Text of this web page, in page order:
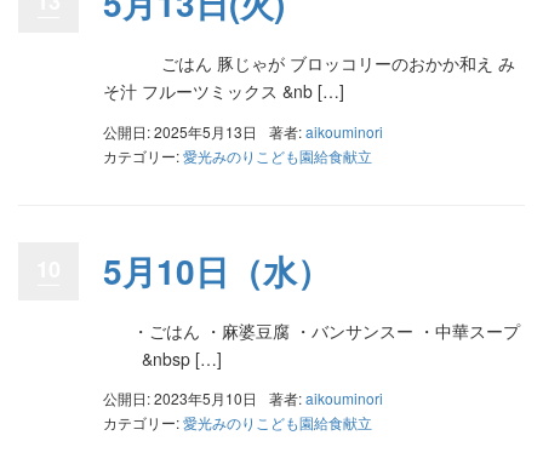
ごはん 豚じゃが ブロッコリーのおかか和え み
そ汁 フルーツミックス &nb […]
公開日: 2025年5月13日 著者:aikouminori
カテゴリー:愛光みのりこども園給食献立
5月10日（水）
・ごはん ・麻婆豆腐 ・バンサンスー ・中華スープ
&nbsp […]
公開日: 2023年5月10日 著者:aikouminori
カテゴリー:愛光みのりこども園給食献立